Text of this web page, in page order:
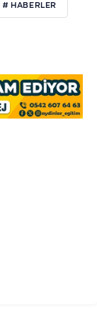
# HABERLER